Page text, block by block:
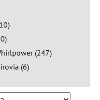
(247)
(6)